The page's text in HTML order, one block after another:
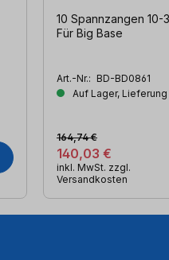
10 Spannzangen 10-
Für Big Base
Art.-Nr.: BD-BD0861
Auf Lager,
140,03 €
164,74 €
inkl. MwSt. zzgl.
Versandkosten